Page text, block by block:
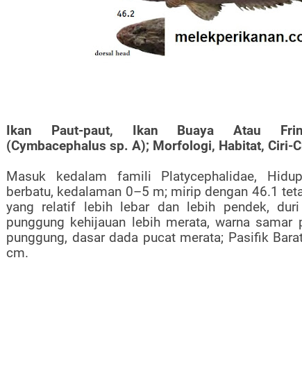
Ikan Paut-paut, Ikan Buaya Atau
(Cymbacephalus sp. A); Morfologi, Habitat, Ciri-
Masuk kedalam famili Platycephalidae,
berbatu, kedalaman 0–5 m; mirip dengan 46.1
yang relatif lebih lebar dan lebih pendek,
punggung kehijauan lebih merata, warna
punggung, dasar dada pucat merata; Pasifik
cm.